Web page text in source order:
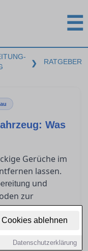
ablehnen
Datenschutzerklärung
☰
❯ RATGEBER
Was
Gerüche im
lassen.
und
zur
gibt
wie
und
es sinnvoll